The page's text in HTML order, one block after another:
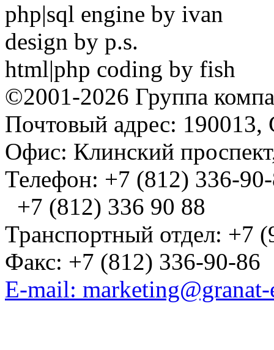
php|sql engine by ivan
design by p.s.
html|php coding by fish
©2001-2026 Группа
Почтовый адрес: 190013,
Офис: Клинский
Телефон: +7 (812) 336-
+7 (812) 336 90 88
Транспортный отдел: +7
Факс: +7 (812) 336-90-86
E-mail: